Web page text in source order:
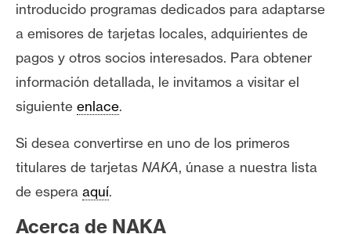
introducido programas dedicados para adaptarse
a emisores de tarjetas locales, adquirientes de
pagos y otros socios interesados. Para obtener
información detallada, le invitamos a visitar el
siguiente enlace.
Si desea convertirse en uno de los primeros
titulares de tarjetas NAKA, únase a nuestra lista
de espera aquí.
Acerca de NAKA